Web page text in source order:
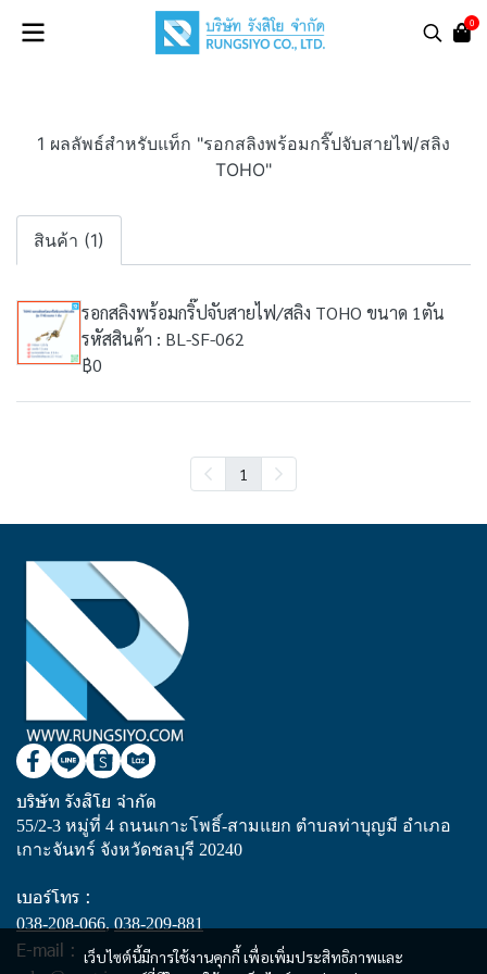
0
1 ผลลัพธ์สำหรับแท็ก "รอกสลิงพร้อมกริ๊ปจับสายไฟ/สลิง
TOHO"
สินค้า (1)
รอกสลิงพร้อมกริ๊ปจับสายไฟ/สลิง TOHO ขนาด 1ตัน
รหัสสินค้า : BL-SF-062
฿0
1
เว็บไซต์นี้มีการใช้งานคุกกี้ เพื่อเพิ่มประสิทธิภาพและ
บริษัท รังสิโย จำกัด
55/2-3 หมู่ที่ 4 ถนนเกาะโพธิ์-สามแยก ตำบลท่าบุญมี อำเภอ
เกาะจันทร์ จังหวัดชลบุรี 20240
เบอร์โทร :
038-208-066, 038-209-881
E-mail :